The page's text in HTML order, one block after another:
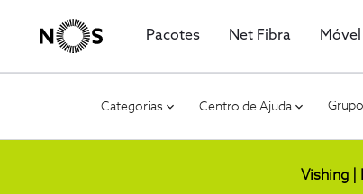
Pacotes Net Fibra Móvel
Categorias Centro de Ajuda
Vishing |